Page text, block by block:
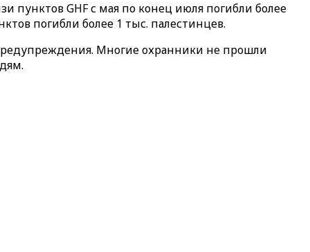
GHF с мая по конец июля погибли более
погибли более 1 тыс. палестинцев.
Многие охранники не прошли